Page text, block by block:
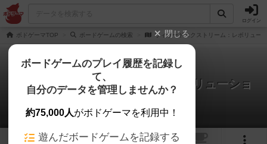
ログイン
ボドゲーマTOP ボードゲームの検索 ウィザードエクストリーム：レボリュー
ウィザードエクストリーム：レボリューショ
ン プロモカード
0件のレビュー
1
閉じる
ボードゲームのプレイ履歴を記録し
て、
自分のデータを管理しませんか？
約75,000人がボドゲーマを利用中！
遊んだボードゲームを記録する